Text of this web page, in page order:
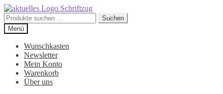
Suchen
nach:
Suchen
Zur
Navigation
springen
Zum
Inhalt
springen
Menü
Wunschkasten
Newsletter
Mein Konto
Warenkorb
Über uns